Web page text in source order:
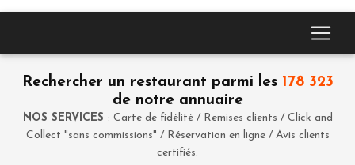
Rechercher un restaurant parmi les 178 323
de notre annuaire
NOS SERVICES : Carte de fidélité / Remises clients / Click and
Collect "sans commissions" / Réservation en ligne / Avis clients
certifiés.